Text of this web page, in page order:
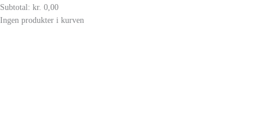
Subtotal: kr. 0,00
Ingen produkter i kurven